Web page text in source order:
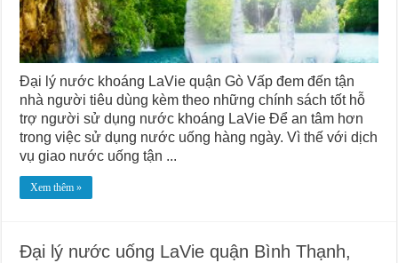
Đại lý nước khoáng LaVie quận Gò Vấp đem đến tận
nhà người tiêu dùng kèm theo những chính sách tốt hỗ
trợ người sử dụng nước khoáng LaVie Để an tâm hơn
trong việc sử dụng nước uống hàng ngày. Vì thế với dịch
vụ giao nước uống tận ...
Xem thêm »
Đại lý nước uống LaVie quận Bình Thạnh,